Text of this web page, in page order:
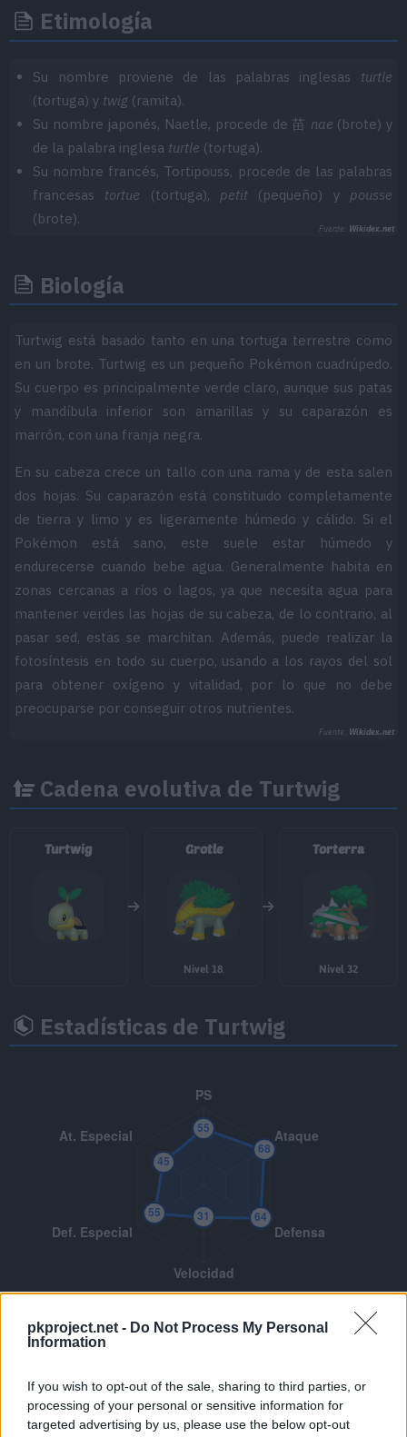
pkproject.net - Do Not Process My Personal
Information
If you wish to opt-out of the sale, sharing to third parties, or
processing of your personal or sensitive information for
targeted advertising by us, please use the below opt-out
Etimología
Su nombre proviene de las palabras inglesas turtle
(tortuga) y twig (ramita).
Su nombre japonés, Naetle, procede de 苗 nae (brote) y
de la palabra inglesa turtle (tortuga).
Su nombre francés, Tortipouss, procede de las palabras
francesas tortue (tortuga), petit (pequeño) y pousse
(brote).
Fuente: Wikidex.net
Biología
Turtwig está basado tanto en una tortuga terrestre como
en un brote. Turtwig es un pequeño Pokémon cuadrúpedo.
Su cuerpo es principalmente verde claro, aunque sus patas
y mandíbula inferior son amarillas y su caparazón es
marrón, con una franja negra.
En su cabeza crece un tallo con una rama y de esta salen
dos hojas. Su caparazón está constituido completamente
de tierra y limo y es ligeramente húmedo y cálido. Si el
Pokémon está sano, este suele estar húmedo y
endurecerse cuando bebe agua. Generalmente habita en
zonas cercanas a ríos o lagos, ya que necesita agua para
mantener verdes las hojas de su cabeza, de lo contrario, al
pasar sed, estas se marchitan. Además, puede realizar la
fotosíntesis en todo su cuerpo, usando a los rayos del sol
para obtener oxígeno y vitalidad, por lo que no debe
preocuparse por conseguir otros nutrientes.
Fuente: Wikidex.net
Cadena evolutiva de Turtwig
Turtwig Grotle
Nivel 18.
Torterra
Nivel 32
Estadísticas de Turtwig
Descripciones de la Pokédex de
Turtwig